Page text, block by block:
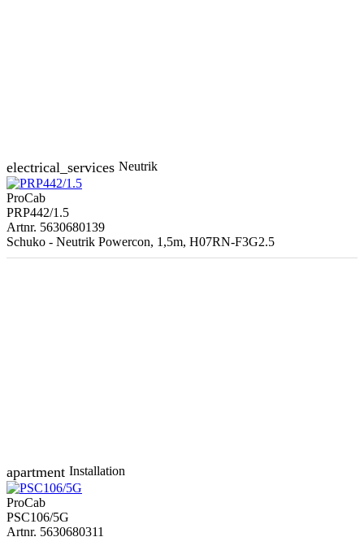
electrical_services Neutrik
ProCab
PRP442/1.5
Artnr. 5630680139
Schuko - Neutrik Powercon, 1,5m, H07RN-F3G2.5
apartment Installation
ProCab
PSC106/5G
Artnr. 5630680311